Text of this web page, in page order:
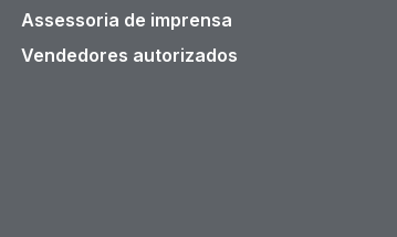
Assessoria de imprensa
Vendedores autorizados